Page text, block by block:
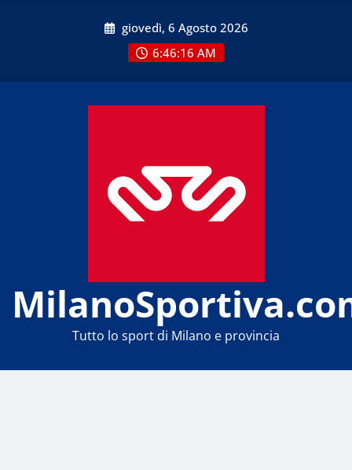
giovedì, 6 Agosto 2026
6:46:18 AM
Tutto lo sport di Milano e provincia